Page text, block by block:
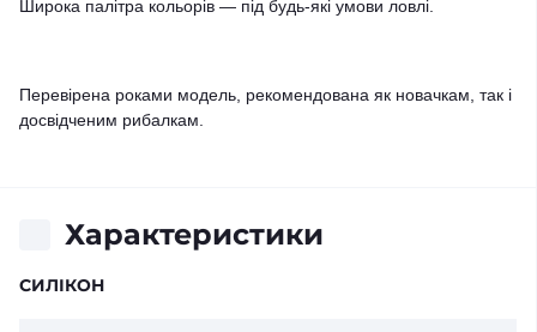
Широка палітра кольорів — під будь-які умови ловлі.
Перевірена роками модель, рекомендована як новачкам, так і
досвідченим рибалкам.
Характеристики
СИЛІКОН